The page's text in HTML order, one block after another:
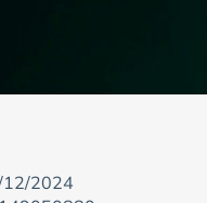
2024